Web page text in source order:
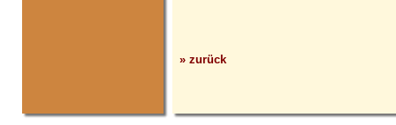
» zurück